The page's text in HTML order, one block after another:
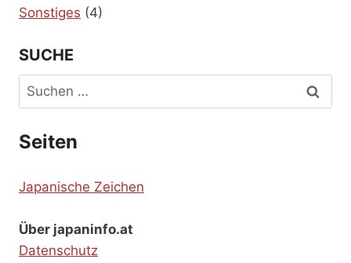
Sonstiges (4)
SUCHE
Suchen
nach:
Seiten
Japanische Zeichen
Über japaninfo.at
Datenschutz